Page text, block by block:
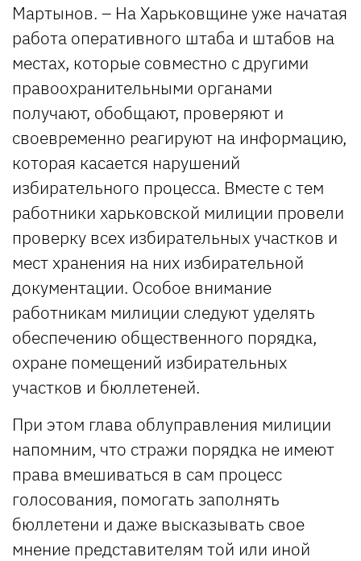
Мартынов. – На Харьковщине уже начатая
работа оперативного штаба и штабов на
местах, которые совместно с другими
правоохранительными органами
получают, обобщают, проверяют и
своевременно реагируют на информацию,
которая касается нарушений
избирательного процесса. Вместе с тем
работники харьковской милиции провели
проверку всех избирательных участков и
мест хранения на них избирательной
документации. Особое внимание
работникам милиции следуют уделять
обеспечению общественного порядка,
охране помещений избирательных
участков и бюллетеней.
При этом глава облуправления милиции
напомним, что стражи порядка не имеют
права вмешиваться в сам процесс
голосования, помогать заполнять
бюллетени и даже высказывать свое
мнение представителям той или иной